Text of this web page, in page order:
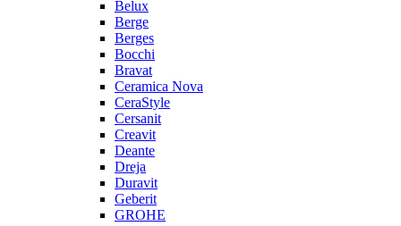
Belux
Berge
Berges
Bocchi
Bravat
Ceramica Nova
CeraStyle
Cersanit
Creavit
Deante
Dreja
Duravit
Geberit
GROHE